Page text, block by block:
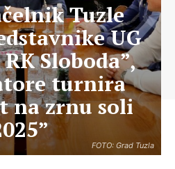
FOTO: Grad Tuzla
Tuzle
UG
Sloboda”,
turnira
na zrnu soli